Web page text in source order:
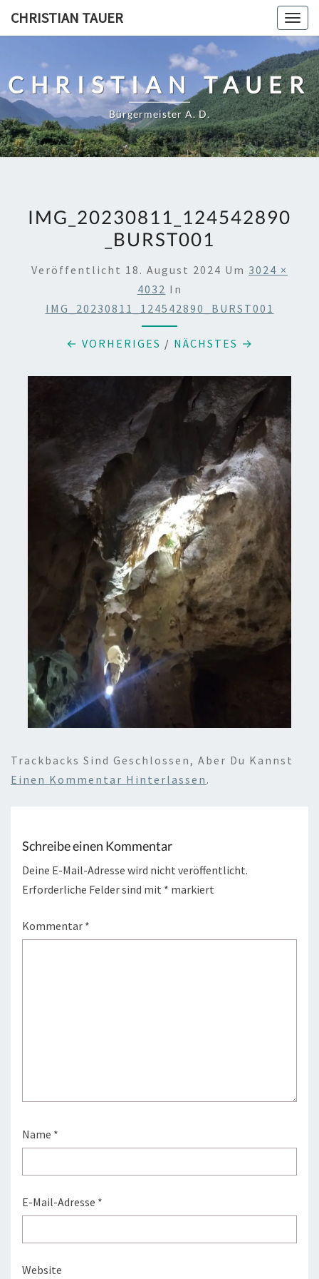
CHRISTIAN TAUER
CHRISTIAN TAUER
Bürgermeister A. D.
IMG_20230811_124542890
_BURST001
Veröffentlicht 18. August 2024 Um 3024 ×
4032 In
IMG_20230811_124542890_BURST001
← VORHERIGES / NÄCHSTES →
Trackbacks Sind Geschlossen, Aber Du Kannst
Einen Kommentar Hinterlassen .
Schreibe einen Kommentar
Deine E-Mail-Adresse wird nicht veröffentlicht.
Erforderliche Felder sind mit * markiert
Kommentar *
Name *
E-Mail-Adresse *
Website